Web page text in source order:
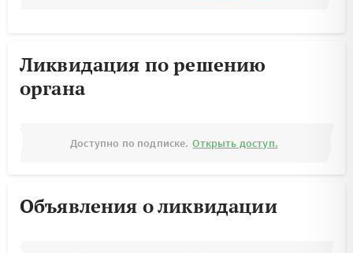
Ликвидация по решению
органа
Доступно по подписке. Открыть доступ.
Объявления о ликвидации